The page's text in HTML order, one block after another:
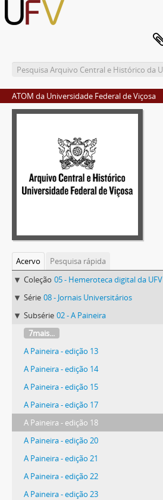
ATOM da Universidade Federal de Viçosa
Acervo
Pesquisa rápida
Coleção 05 - Hemeroteca digital da UFV
Série 08 - Jornais Universitários
Subsérie 02 - A Paineira
7mais...
A Paineira - edição 13
A Paineira - edição 14
A Paineira - edição 15
A Paineira - edição 17
A Paineira - edição 18
A Paineira - edição 20
A Paineira - edição 21
A Paineira - edição 22
A Paineira - edição 23